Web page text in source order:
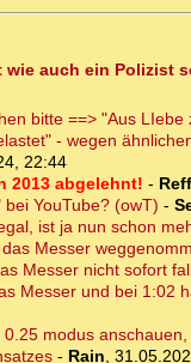
auch ein
bitte ==> "Aus LIebe
- wegen
22:44
2013 abgelehnt! -
YouTube? (owT) -
ist ja nun schon
Messer
Messer nicht sofort
Messer und bei 1:02
modus
- Rain,